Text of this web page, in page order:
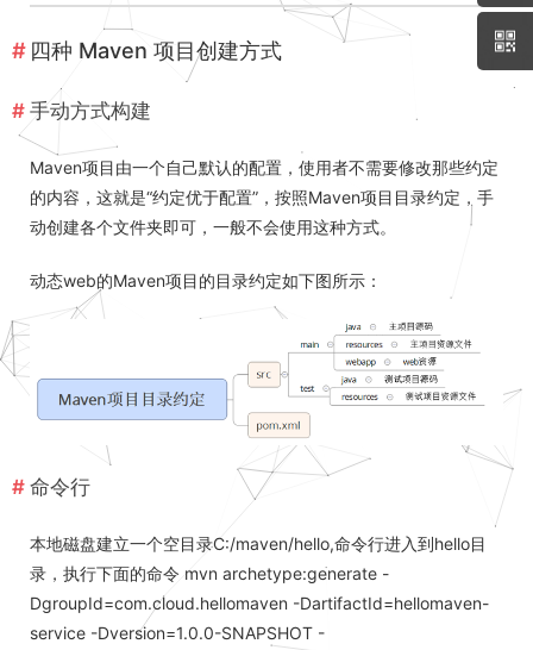
四种 Maven 项目创建方式
手动方式构建
Maven项目由一个自己默认的配置，使用者不需要修改那些约定
的内容，这就是“约定优于配置”，按照Maven项目目录约定，手
动创建各个文件夹即可，一般不会使用这种方式。
动态web的Maven项目的目录约定如下图所示：
命令行
本地磁盘建立一个空目录C:/maven/hello,命令行进入到hello目
录，执行下面的命令 mvn archetype:generate -
DgroupId=com.cloud.hellomaven -DartifactId=hellomaven-
service -Dversion=1.0.0-SNAPSHOT -